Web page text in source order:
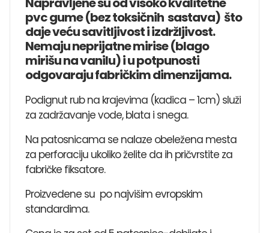
pvc gume (bez toksičnih sastava) što
daje veću savitljivost i izdržljivost.
Nemaju neprijatne mirise (blago
mirišu na vanilu) i u potpunosti
odgovaraju fabričkim dimenzijama.
Podignut rub na krajevima (kadica – 1cm) služi
za zadržavanje vode, blata i snega.
Na patosnicama se nalaze obeležena mesta
za perforaciju ukoliko želite da ih pričvrstite za
fabričke fiksatore.
Proizvedene su po najvišim evropskim
standardima.